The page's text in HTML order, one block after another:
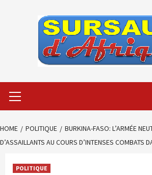
Menu
HOME POLITIQUE
BURKINA-FASO: L’ARMÉE
D’ASSAILLANTS AU COURS D’INTENSES COMBATS
POLITIQUE